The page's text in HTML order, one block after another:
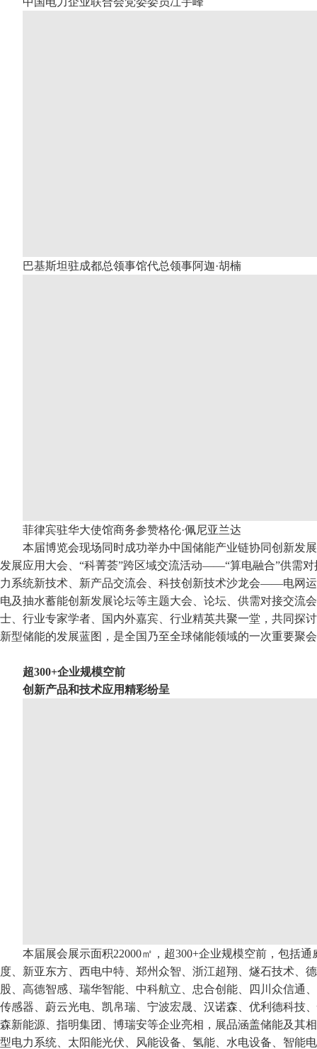
巴基斯坦驻成都总领事馆代总领事阿迦·胡楠
菲律宾驻华大使馆商务参赞格伦·佩尼亚兰达
本届博览会现场同时成功举办中国储能产业链协同创新发
发展应用大会、“科菁荟”跨区域交流活动——“算电融合”供需
力系统新技术、新产品交流会、科技创新技术沙龙会——电网
电及抽水蓄能创新发展论坛等主题大会、论坛、供需对接交流
士、行业专家学者、国内外嘉宾、行业精英共聚一堂，共同探
新型储能的发展蓝图，是全国乃至全球储能领域的一次重要聚
超300+企业规模空前
创新产品和技术应用精彩纷呈
本届展会展示面积22000㎡，超300+企业规模空前，包括
度、新亚东方、西电中特、郑州众智、浙江超翔、燧石技术、
股、高德智感、瑞华智能、中科航立、忠合创能、四川众信通
传感器、蔚云光电、凯帛瑞、宁波宏晟、汉诺森、优利德科技
森新能源、指明集团、博瑞安等企业亮相，展品涵盖储能及其
型电力系统、太阳能光伏、风能设备、氢能、水电设备、智能